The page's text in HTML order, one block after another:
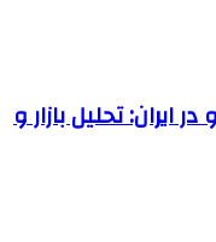
تحلیل بازار و